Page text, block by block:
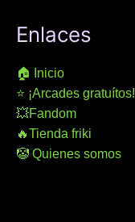
Enlaces
🏠 Inicio
⭐ ¡Arcades gratuítos!
💥Fandom
🔥Tienda friki
🤡 Quienes somos